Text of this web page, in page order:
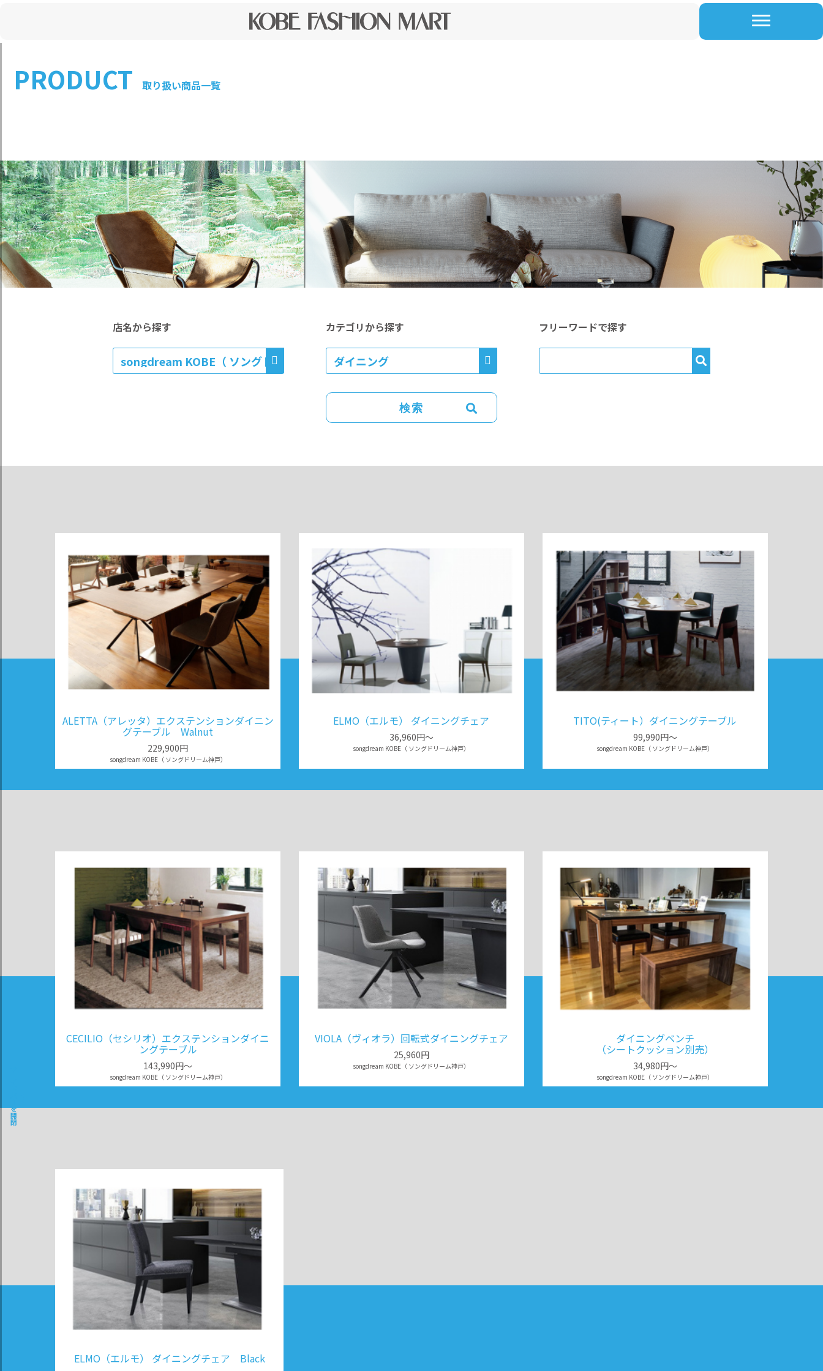
神戸で家具・インテリアを購入するなら、六甲アイランドにある【神戸ファッションマート】
サイドバーを開閉
PRODUCT 取り扱い商品一覧
店名から探す カテゴリから探す フリーワードで探す
ALETTA（アレッタ）エクステンションダイニン
グテーブル Walnut
229,900円
songdream KOBE（ ソングドリーム神戸）
ELMO（エルモ） ダイニングチェア
36,960円～
songdream KOBE（ ソングドリーム神戸）
TITO(ティート）ダイニングテーブル
99,990円～
songdream KOBE（ ソングドリーム神戸）
CECILIO（セシリオ）エクステンションダイニ
ングテーブル
143,990円～
songdream KOBE（ ソングドリーム神戸）
VIOLA（ヴィオラ）回転式ダイニングチェア
25,960円
songdream KOBE（ ソングドリーム神戸）
ダイニングベンチ
（シートクッション別売）
34,980円～
songdream KOBE（ ソングドリーム神戸）
ELMO（エルモ） ダイニングチェア Black